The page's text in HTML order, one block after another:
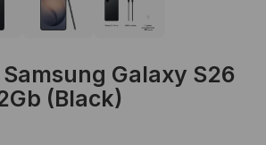
Galaxy S26
(Black)